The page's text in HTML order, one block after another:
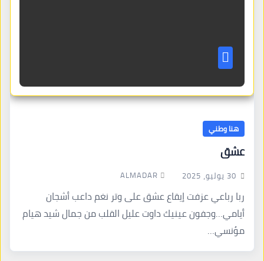
هنا وطني
عشق
30 يوليو، 2025 ALMADAR
ربا رباعي عزفت إيقاع عشق على وتر نغم داعب أشجان
أيامي…وجفون عينيك داوت عليل القلب من جمال شيد هيام
مؤنسي…